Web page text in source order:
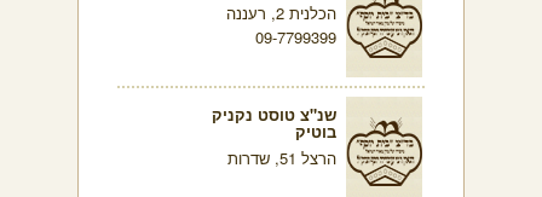
הכלנית 2, רעננה
09-7799399
שנ"צ טוסט נקניק
בוטיק
הרצל 51, שדרות